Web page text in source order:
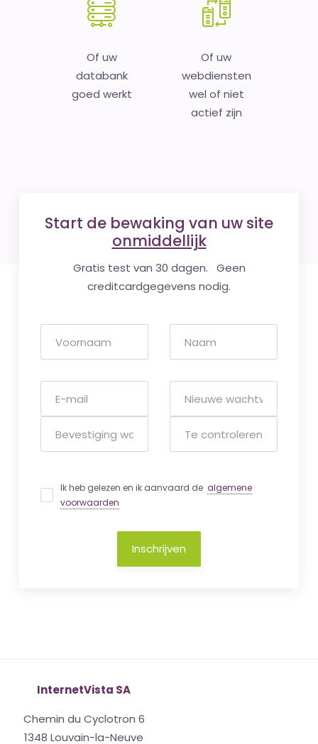
Of uw
databank
goed werkt
Of uw
webdiensten
wel of niet
actief zijn
Start de bewaking van uw site
onmiddellijk
Gratis test van 30 dagen. Geen
creditcardgegevens nodig.
Ik heb gelezen en ik aanvaard de algemene
voorwaarden
Inschrijven
InternetVista SA
Chemin du Cyclotron 6
1348 Louvain-la-Neuve